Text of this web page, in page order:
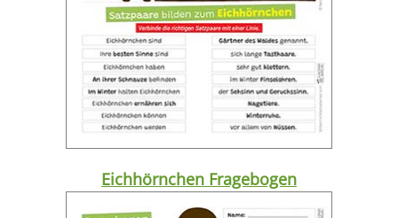
Eichhörnchen Fragebogen